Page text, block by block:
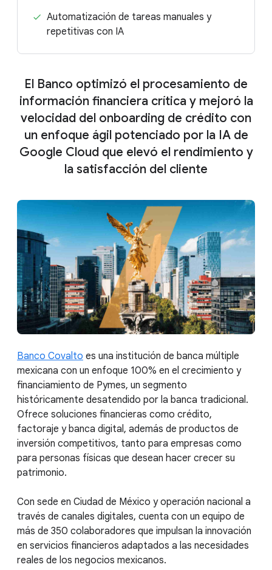
Automatización de tareas manuales y
repetitivas con IA
El Banco optimizó el procesamiento de
información financiera crítica y mejoró la
velocidad del onboarding de crédito con
un enfoque ágil potenciado por la IA de
Google Cloud que elevó el rendimiento y
la satisfacción del cliente
Banco Covalto es una institución de banca múltiple
mexicana con un enfoque 100% en el crecimiento y
financiamiento de Pymes, un segmento
históricamente desatendido por la banca tradicional.
Ofrece soluciones financieras como crédito,
factoraje y banca digital, además de productos de
inversión competitivos, tanto para empresas como
para personas físicas que desean hacer crecer su
patrimonio.
Con sede en Ciudad de México y operación nacional a
través de canales digitales, cuenta con un equipo de
más de 350 colaboradores que impulsan la innovación
en servicios financieros adaptados a las necesidades
reales de los negocios mexicanos.